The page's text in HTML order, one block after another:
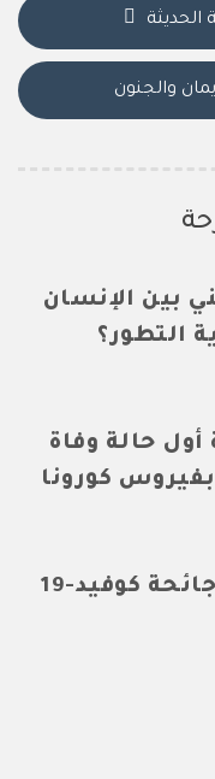
الحديثة
والجنون
بين الإنسان
التطور؟
حالة وفاة
كورونا
كوفيد-19